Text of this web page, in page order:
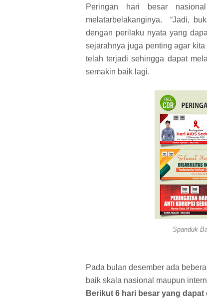
Peringan hari besar
melatarbelakanginya. “Jadi,
dengan perilaku nyata yang
sejarahnya juga penting agar
telah terjadi sehingga dapat
semakin baik lagi.
Spanduk
Pada bulan desember ada
baik skala nasional maupun
Berikut 6 hari besar yang